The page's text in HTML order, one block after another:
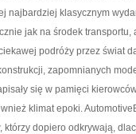
najbardziej klasycznym
jak na środek
podróży przez świat
zapomnianych
się w pamięci
klimat epoki.
dopiero odkrywają,